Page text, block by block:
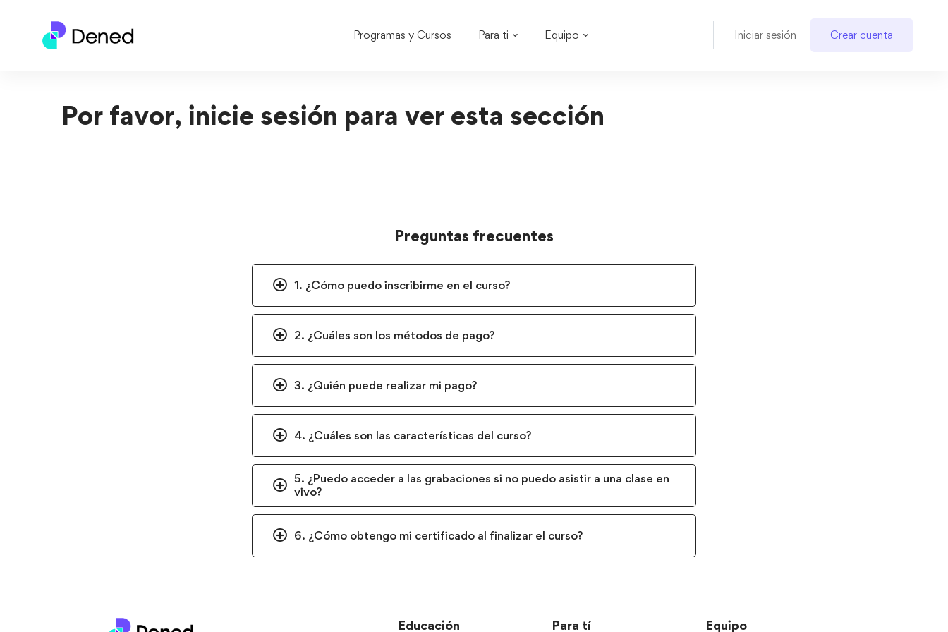
Programas y Cursos Para ti Equipo Iniciar sesión Crear cuenta
Por favor, inicie sesión para ver esta sección
Preguntas frecuentes
1. ¿Cómo puedo inscribirme en el curso?
2. ¿Cuáles son los métodos de pago?
3. ¿Quién puede realizar mi pago?
4. ¿Cuáles son las características del curso?
5. ¿Puedo acceder a las grabaciones si no puedo asistir a una clase en
vivo?
6. ¿Cómo obtengo mi certificado al finalizar el curso?
Educación Para tí Equipo